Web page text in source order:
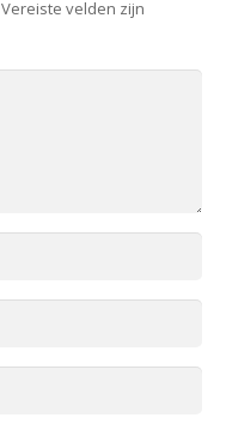
Vereiste velden zijn